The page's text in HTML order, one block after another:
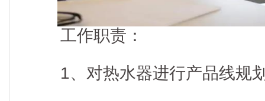
工作职责：
1、对热水器进行产品线规